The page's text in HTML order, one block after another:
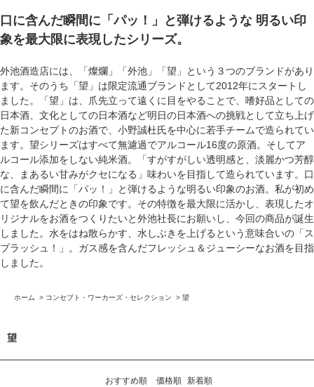
口に含んだ瞬間に「パッ！」と弾けるような 明るい印
象を最大限に表現したシリーズ。
外池酒造店には、「燦爛」「外池」「望」という３つのブランドがあり
ます。そのうち「望」は限定流通ブランドとして2012年にスタートし
ました。「望」は、爪先立って遠くに目をやることで、嗜好品としての
日本酒、文化としての日本酒など明日の日本酒への挑戦として立ち上げ
た新コンセプトのお酒で、小野誠杜氏を中心に若手チームで造られてい
ます。望シリーズはすべて無濾過でアルコール16度の原酒。そしてア
ルコール添加をしない純米酒。「すがすがしい透明感と、淡麗かつ芳醇
な、まあるい甘みがクセになる」味わいを目指して造られています。口
に含んだ瞬間に「パッ！」と弾けるような明るい印象のお酒。私が初め
て望を飲んだときの印象です。その特徴を最大限に活かし、表現したオ
リジナルをお酒をつくりたいと外池社長にお願いし、今回の商品が誕生
しました。水をはね散らかす、水しぶきを上げるという意味合いの「ス
プラッシュ！」。ガス感を含んだフレッシュ＆ジューシーなお酒を目指
しました。
ホーム > コンセプト・ワーカーズ・セレクション > 望
望
おすすめ順 価格順 新着順